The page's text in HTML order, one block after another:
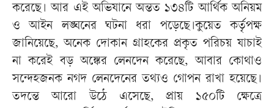
করেছে। আর এই অভিযানে অন্তত ১৩৪টি আর্থিক অনিয়ম
ও আইন লঙ্ঘনের ঘটনা ধরা পড়েছে।কুয়েত কর্তৃপক্ষ
জানিয়েছে, অনেক দোকান গ্রাহকের প্রকৃত পরিচয় যাচাই
না করেই বড় অঙ্কের লেনদেন করেছে, আবার কোথাও
সন্দেহজনক নগদ লেনদেনের তথ্যও গোপন রাখা হয়েছে।
তদন্তে আরো উঠে এসেছে, প্রায় ১৫০টি ক্ষেত্রে